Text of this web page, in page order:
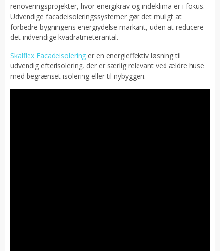
renoveringsprojekter, hvor energikrav og indeklima er i fokus.
Udvendige facadeisoleringssystemer gør det muligt at
forbedre bygningens energiydelse markant, uden at reducere
det indvendige kvadratmeterantal.
Skalflex Facadeisolering er en energieffektiv løsning til
udvendig efterisolering, der er særlig relevant ved ældre huse
med begrænset isolering eller til nybyggeri.